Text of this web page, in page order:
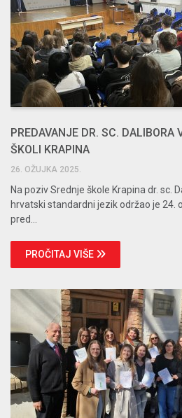
PREDAVANJE DR. SC. DALIBORA
ŠKOLI KRAPINA
26. OŽUJKA 2025.
Na poziv Srednje škole Krapina dr. sc.
hrvatski standardni jezik održao je 24.
pred...
PROČITAJ VIŠE